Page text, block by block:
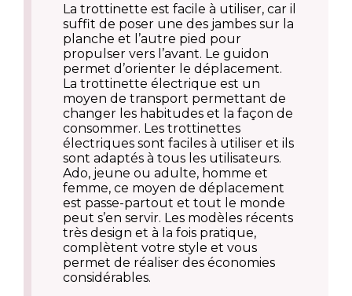
La trottinette est facile à utiliser, car il
suffit de poser une des jambes sur la
planche et l’autre pied pour
propulser vers l’avant. Le guidon
permet d’orienter le déplacement.
La trottinette électrique est un
moyen de transport permettant de
changer les habitudes et la façon de
consommer. Les trottinettes
électriques sont faciles à utiliser et ils
sont adaptés à tous les utilisateurs.
Ado, jeune ou adulte, homme et
femme, ce moyen de déplacement
est passe-partout et tout le monde
peut s’en servir. Les modèles récents
très design et à la fois pratique,
complètent votre style et vous
permet de réaliser des économies
considérables.